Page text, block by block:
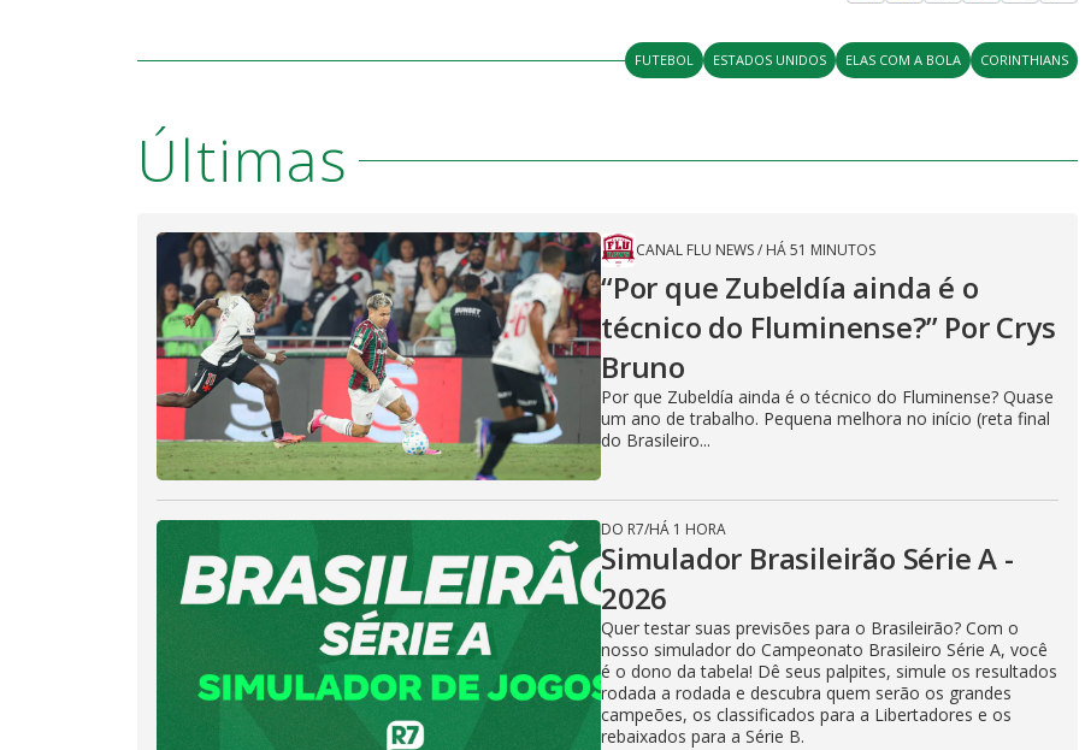
o FUTEBOL ESTADOS UNIDOS ELAS COM A BOLA CORINTHIANS
Últimas
CANAL FLU NEWS/ HÁ 51 MINUTOS
“Por que Zubeldía ainda é o
técnico do Fluminense?” Por Crys
Bruno
Por que Zubeldía ainda é o técnico do Fluminense? Quase
um ano de trabalho. Pequena melhora no início (reta final
do Brasileiro...
DO R7/HÁ 1 HORA
Simulador Brasileirão Série A -
2026
Quer testar suas previsões para o Brasileirão? Com o
nosso simulador do Campeonato Brasileiro Série A, você
é o dono da tabela! Dê seus palpites, simule os resultados
rodada a rodada e descubra quem serão os grandes
campeões, os classificados para a Libertadores e os
rebaixados para a Série B.